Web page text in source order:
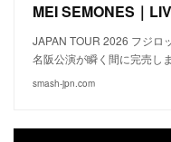
MEI SEMONES｜
JAPAN TOUR 2026 フジロ
名阪公演が瞬く間に完売し
smash-jpn.com